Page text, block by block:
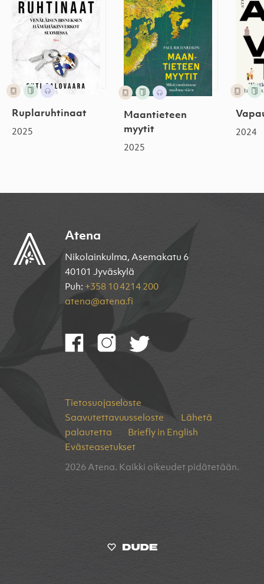
Ruplaruhtinaat
2025
Maantieteen
myytit
2025
2024
Atena
Nikolainkulma, Asemakatu 6
40101 Jyväskylä
Puh: +358 10 4214 200
atena@atena.fi
Tietosuojaseloste
Saavutettavuusseloste
Lähetä
palautetta
Briefly in English
Evästeasetukset
2026 Atena. Kaikki oikeudet pidätetään.